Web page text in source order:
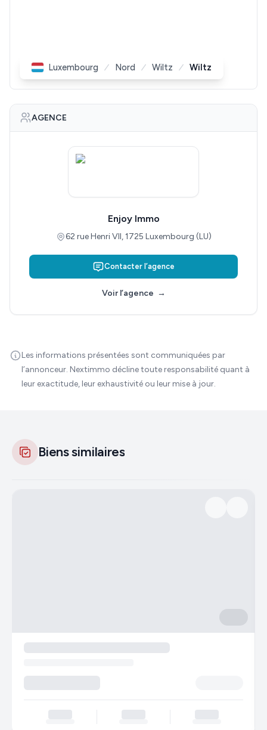
Luxembourg Nord Wiltz Wiltz
AGENCE
Enjoy Immo
62 rue Henri VII, 1725 Luxembourg (LU)
Contacter l’agence
Voir l’agence →
Les informations présentées sont communiquées par
l’annonceur. Nextimmo décline toute responsabilité quant à
leur exactitude, leur exhaustivité ou leur mise à jour.
Biens similaires